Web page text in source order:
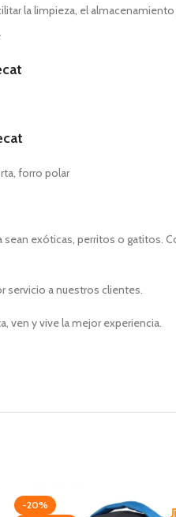
la limpieza, el
forro polar
exóticas, perritos o
servicio a nuestros clientes.
ven y vive la mejor experiencia.
-20%